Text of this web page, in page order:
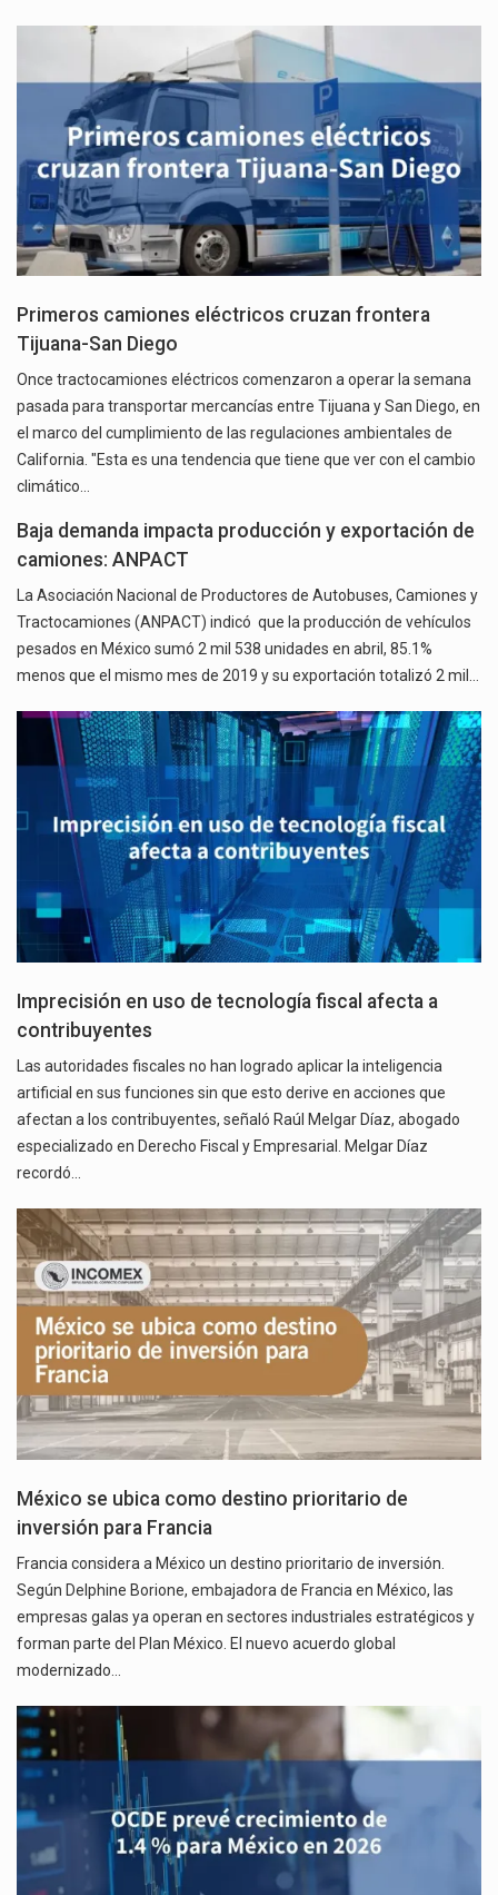
Primeros camiones eléctricos cruzan frontera
Tijuana-San Diego
Once tractocamiones eléctricos comenzaron a operar la semana
pasada para transportar mercancías entre Tijuana y San Diego, en
el marco del cumplimiento de las regulaciones ambientales de
California. "Esta es una tendencia que tiene que ver con el cambio
climático…
Baja demanda impacta producción y exportación de
camiones: ANPACT
La Asociación Nacional de Productores de Autobuses, Camiones y
Tractocamiones (ANPACT) indicó que la producción de vehículos
pesados en México sumó 2 mil 538 unidades en abril, 85.1%
menos que el mismo mes de 2019 y su exportación totalizó 2 mil…
Imprecisión en uso de tecnología fiscal afecta a
contribuyentes
Las autoridades fiscales no han logrado aplicar la inteligencia
artificial en sus funciones sin que esto derive en acciones que
afectan a los contribuyentes, señaló Raúl Melgar Díaz, abogado
especializado en Derecho Fiscal y Empresarial. Melgar Díaz
recordó…
México se ubica como destino prioritario de
inversión para Francia
Francia considera a México un destino prioritario de inversión.
Según Delphine Borione, embajadora de Francia en México, las
empresas galas ya operan en sectores industriales estratégicos y
forman parte del Plan México. El nuevo acuerdo global
modernizado…